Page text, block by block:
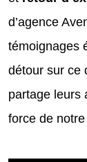
d’agence
témoignages
détour sur ce
partage leurs
force de